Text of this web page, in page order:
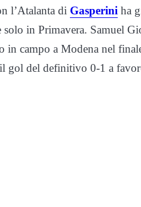
l’Atalanta di Gasperini ha
in Primavera. Samuel
in campo a Modena nel
gol del definitivo 0-1 a